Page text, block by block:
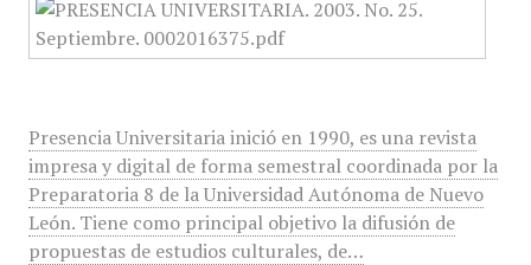
Presencia Universitaria inició en 1990, es una revista
impresa y digital de forma semestral coordinada por la
Preparatoria 8 de la Universidad Autónoma de Nuevo
León. Tiene como principal objetivo la difusión de
propuestas de estudios culturales, de…